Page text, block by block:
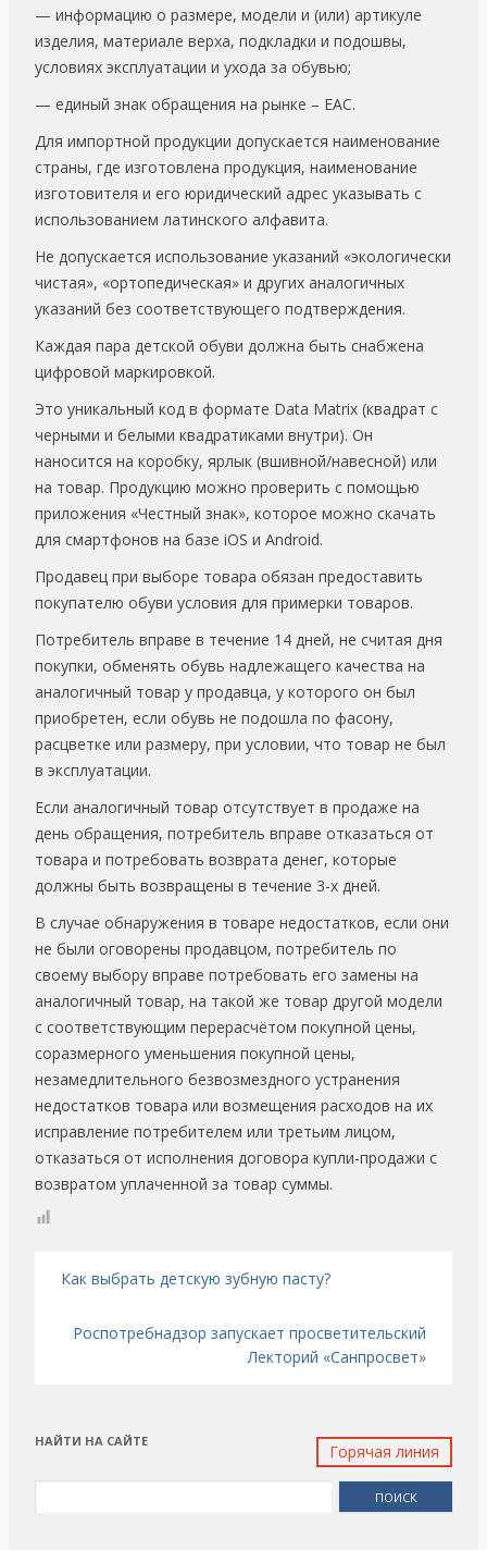
— информацию о размере, модели и (или) артикуле
изделия, материале верха, подкладки и подошвы,
условиях эксплуатации и ухода за обувью;
— единый знак обращения на рынке – ЕАС.
Для импортной продукции допускается наименование
страны, где изготовлена продукция, наименование
изготовителя и его юридический адрес указывать с
использованием латинского алфавита.
Не допускается использование указаний «экологически
чистая», «ортопедическая» и других аналогичных
указаний без соответствующего подтверждения.
Каждая пара детской обуви должна быть снабжена
цифровой маркировкой.
Это уникальный код в формате Data Matrix (квадрат с
черными и белыми квадратиками внутри). Он
наносится на коробку, ярлык (вшивной/навесной) или
на товар. Продукцию можно проверить с помощью
приложения «Честный знак», которое можно скачать
для смартфонов на базе iOS и Android.
Продавец при выборе товара обязан предоставить
покупателю обуви условия для примерки товаров.
Потребитель вправе в течение 14 дней, не считая дня
покупки, обменять обувь надлежащего качества на
аналогичный товар у продавца, у которого он был
приобретен, если обувь не подошла по фасону,
расцветке или размеру, при условии, что товар не был
в эксплуатации.
Если аналогичный товар отсутствует в продаже на
день обращения, потребитель вправе отказаться от
товара и потребовать возврата денег, которые
должны быть возвращены в течение 3-х дней.
В случае обнаружения в товаре недостатков, если они
не были оговорены продавцом, потребитель по
своему выбору вправе потребовать его замены на
аналогичный товар, на такой же товар другой модели
с соответствующим перерасчётом покупной цены,
соразмерного уменьшения покупной цены,
незамедлительного безвозмездного устранения
недостатков товара или возмещения расходов на их
исправление потребителем или третьим лицом,
отказаться от исполнения договора купли-продажи с
возвратом уплаченной за товар суммы.
Навигация по записям
Как выбрать детскую зубную пасту?
Роспотребнадзор запускает просветительский
Лекторий «Санпросвет»
Горячая линия
НАЙТИ НА САЙТЕ